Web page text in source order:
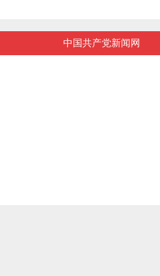
中国共产党新闻网